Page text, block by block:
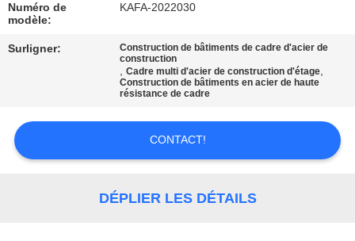
DE
L'USINE
CONTRÔLE
QUALITÉ
NOUS
CONTACTER
Numéro de
modèle:
KAFA-2022030
Surligner:
Construction de bâtiments de cadre d'acier de
construction
,Cadre multi d'acier de construction d'étage,
Construction de bâtiments en acier de haute
résistance de cadre
CONTACT!
DÉPLIER LES DÉTAILS